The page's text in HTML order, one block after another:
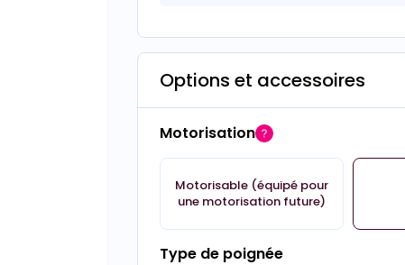
Options et accessoires
Motorisation
Motorisable (équipé pour
une motorisation future)
Type de poignée